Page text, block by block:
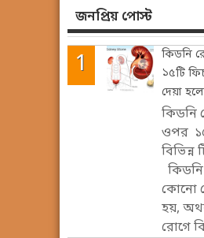
জনপ্রিয় পোস্ট
কিডনি
১৫টি
দেয়া
কিডনি
ওপর
কোনো
হয়,
রোগে